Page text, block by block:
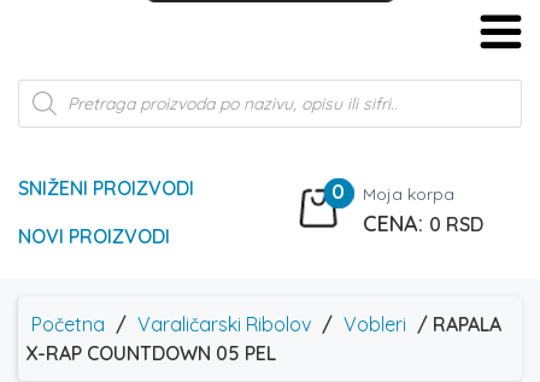
Products
search
SNIŽENI PROIZVODI
NOVI PROIZVODI
0 Moja korpa
0 RSD
Početna / Varaličarski Ribolov / Vobleri / RAPALA
X-RAP COUNTDOWN 05 PEL